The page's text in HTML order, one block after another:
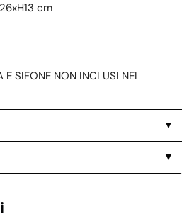
cm
E SIFONE NON INCLUSI NEL
▼
▼